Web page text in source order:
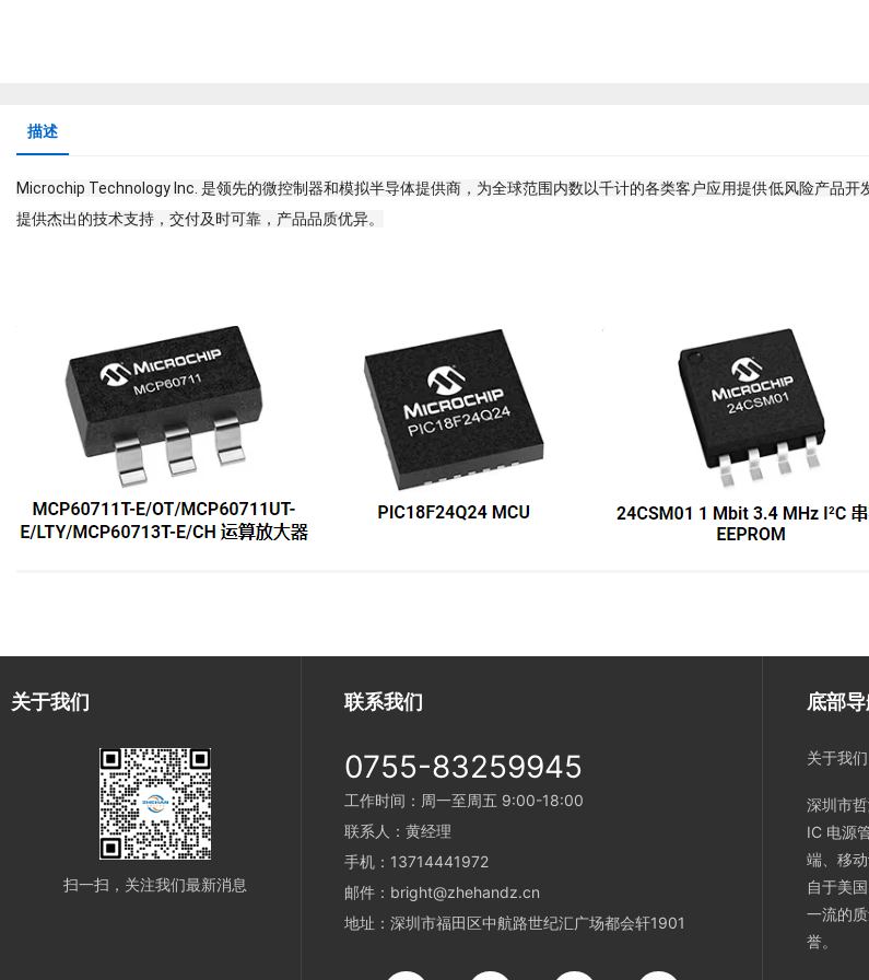
描述
Microchip Technology Inc. 是领先的微控制器和模拟半导体提供商，为全球范围内数以千计的各类客户应用提供低风险产品
提供杰出的技术支持，交付及时可靠，产品品质优异。
关于我们
扫一扫，关注我们最新消息
联系我们
0755-83259945
工作时间：周一至周五 9:00-18:00
联系人：黄经理
手机：13714441972
邮件：bright@zhehandz.cn
地址：深圳市福田区中航路世纪汇广场都会轩1901
底部
关于我们
深圳市
IC 电源
端、移
自于美
一流的
誉。